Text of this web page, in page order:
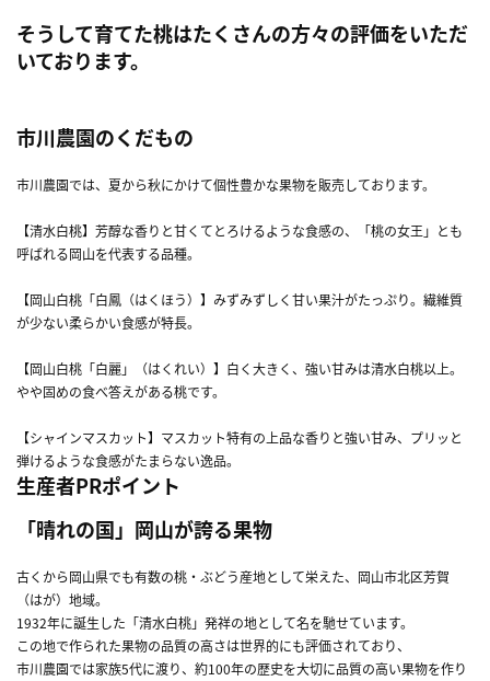
そうして育てた桃はたくさんの方々の評価をいただ
いております。
市川農園のくだもの
市川農園では、夏から秋にかけて個性豊かな果物を販売しております。
【清水白桃】芳醇な香りと甘くてとろけるような食感の、「桃の女王」とも
呼ばれる岡山を代表する品種。
【岡山白桃「白鳳（はくほう）】みずみずしく甘い果汁がたっぷり。繊維質
が少ない柔らかい食感が特長。
【岡山白桃「白麗」（はくれい）】白く大きく、強い甘みは清水白桃以上。
やや固めの食べ答えがある桃です。
【シャインマスカット】マスカット特有の上品な香りと強い甘み、プリッと
弾けるような食感がたまらない逸品。
生産者PRポイント
「晴れの国」岡山が誇る果物
古くから岡山県でも有数の桃・ぶどう産地として栄えた、岡山市北区芳賀
（はが）地域。
1932年に誕生した「清水白桃」発祥の地として名を馳せています。
この地で作られた果物の品質の高さは世界的にも評価されており、
市川農園では家族5代に渡り、約100年の歴史を大切に品質の高い果物を作り